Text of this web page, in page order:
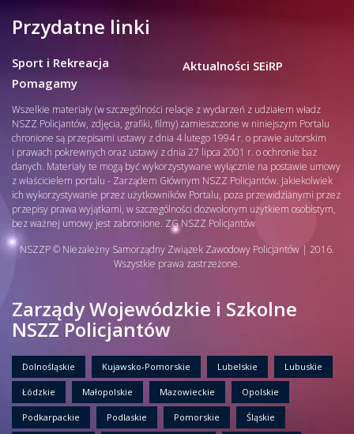
Przydatne linki
Sport i Rekreacja
Pomagamy
Aktualności SEiRP
Wszelkie materiały (w szczególności relacje z wydarzeń z udziałem władz
NSZZ Policjantów, zdjęcia, grafiki, filmy) zamieszczone w niniejszym Portalu
chronione są przepisami ustawy z dnia 4 lutego 1994 r. o prawie autorskim
i prawach pokrewnych oraz ustawy z dnia 27 lipca 2001 r. o ochronie baz
danych. Materiały te mogą być wykorzystywane wyłącznie na postawie umowy
z właścicielem portalu - Zarządem Głównym NSZZ Policjantów. Jakiekolwiek
ich wykorzystywanie przez użytkowników Portalu, poza przewidzianymi przez
przepisy prawa wyjątkami, w szczególności dozwolonym użytkiem osobistym,
bez ważnej umowy jest zabronione. ZG NSZZ Policjantów
NSZZP © Niezależny Samorządny Związek Zawodowy Policjantów | 2016.
Wszystkie prawa zastrzeżone.
Zarządy Wojewódzkie i Szkolne
NSZZ Policjantów
Dolnośląskie Kujawsko-Pomorskie Lubelskie Lubuskie
Łódzkie Małopolskie Mazowieckie Opolskie
Podkarpackie Podlaskie Pomorskie Śląskie